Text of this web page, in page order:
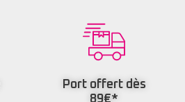
Port offert dès
89€*